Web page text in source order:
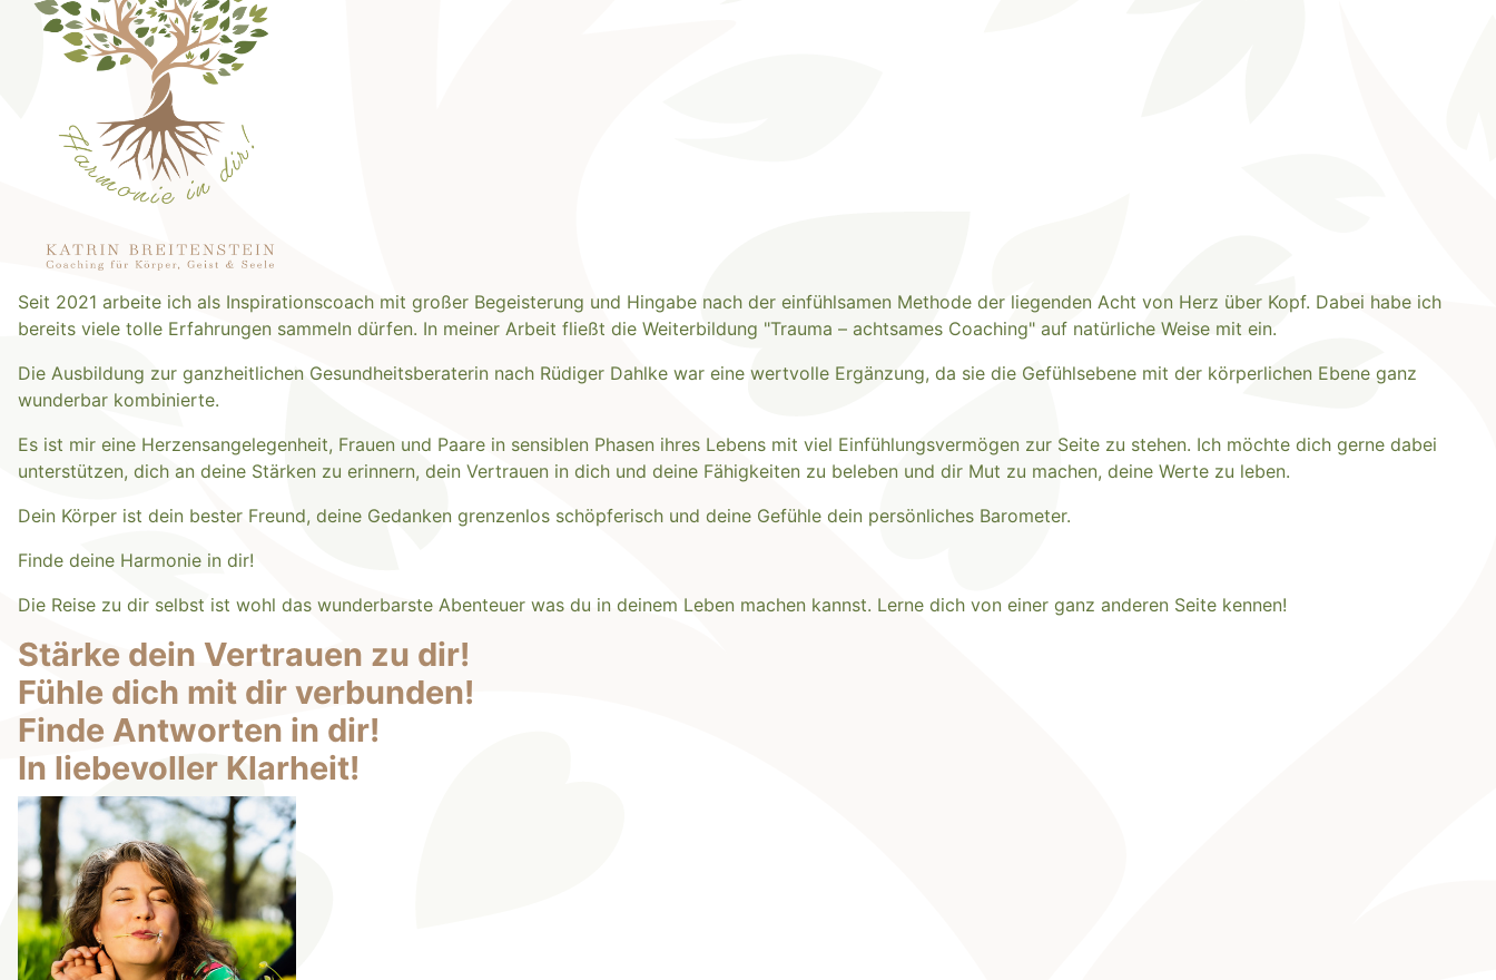
Seit 2021 arbeite ich als Inspirationscoach mit großer Begeisterung und Hingabe nach der einfühlsamen Methode der liegenden Acht von Herz über Kopf. Dabei habe ich
bereits viele tolle Erfahrungen sammeln dürfen. In meiner Arbeit fließt die Weiterbildung "Trauma – achtsames Coaching" auf natürliche Weise mit ein.
Die Ausbildung zur ganzheitlichen Gesundheitsberaterin nach Rüdiger Dahlke war eine wertvolle Ergänzung, da sie die Gefühlsebene mit der körperlichen Ebene ganz
wunderbar kombinierte.
Es ist mir eine Herzensangelegenheit, Frauen und Paare in sensiblen Phasen ihres Lebens mit viel Einfühlungsvermögen zur Seite zu stehen. Ich möchte dich gerne dabei
unterstützen, dich an deine Stärken zu erinnern, dein Vertrauen in dich und deine Fähigkeiten zu beleben und dir Mut zu machen, deine Werte zu leben.
Dein Körper ist dein bester Freund, deine Gedanken grenzenlos schöpferisch und deine Gefühle dein persönliches Barometer.
Finde deine Harmonie in dir!
Die Reise zu dir selbst ist wohl das wunderbarste Abenteuer was du in deinem Leben machen kannst. Lerne dich von einer ganz anderen Seite kennen!
Stärke dein Vertrauen zu dir!
Fühle dich mit dir verbunden!
Finde Antworten in dir!
In liebevoller Klarheit!